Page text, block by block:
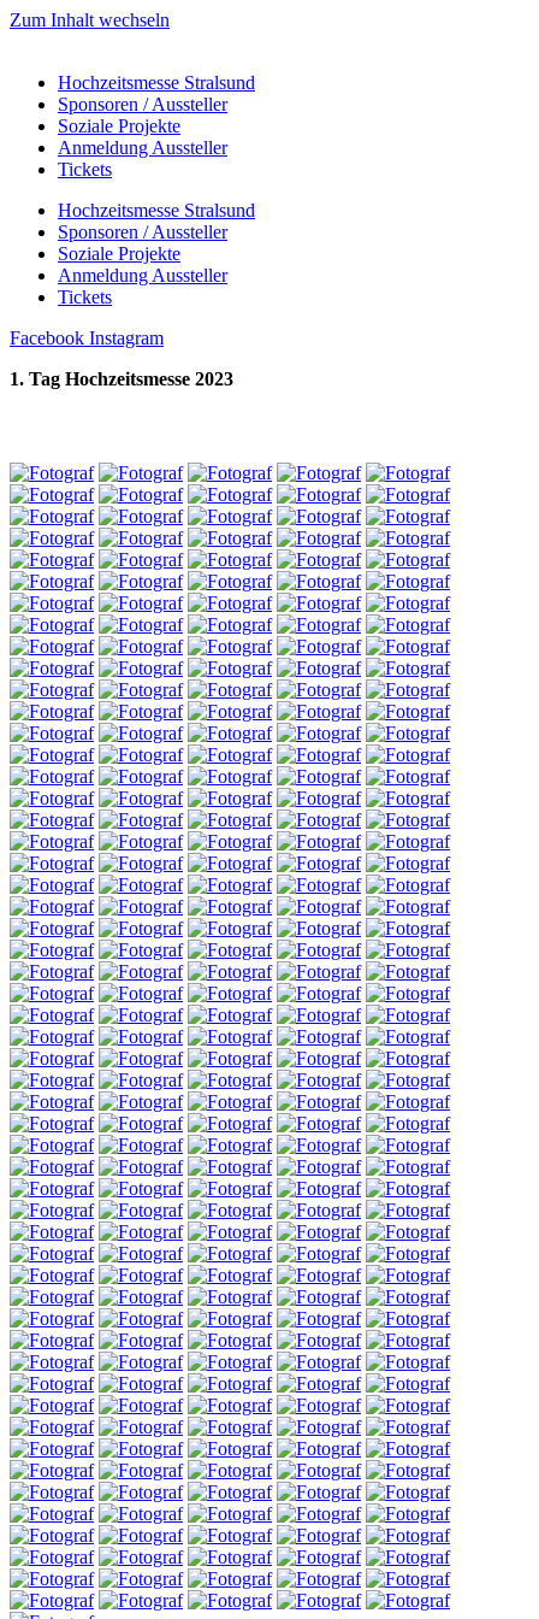
Zum Inhalt wechseln
Hochzeitsmesse Stralsund
Sponsoren / Aussteller
Soziale Projekte
Anmeldung Aussteller
Tickets
Hochzeitsmesse Stralsund
Sponsoren / Aussteller
Soziale Projekte
Anmeldung Aussteller
Tickets
Facebook Instagram
1. Tag Hochzeitsmesse 2023